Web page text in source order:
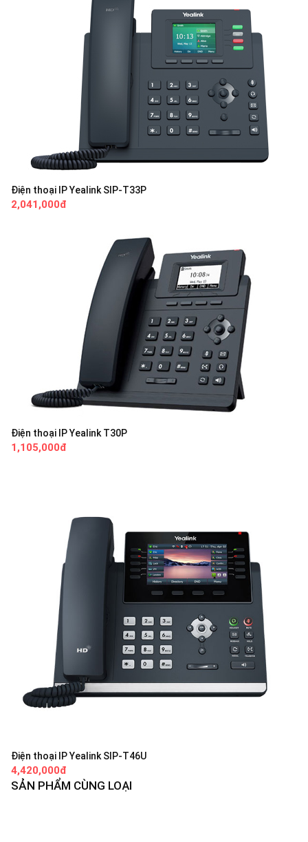
Điện thoại IP Yealink SIP-T33P
2,041,000đ
Điện thoại IP Yealink T30P
1,105,000đ
Điện thoại IP Yealink SIP-T46U
4,420,000đ
SẢN PHẨM CÙNG LOẠI